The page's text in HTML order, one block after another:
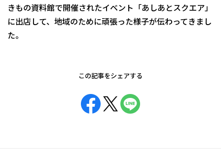
きもの資料館で開催されたイベント「あしあとスクエア」
に出店して、地域のために頑張った様子が伝わってきまし
た。
この記事をシェアする